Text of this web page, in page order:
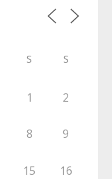
S S
1 2
8 9
15 16